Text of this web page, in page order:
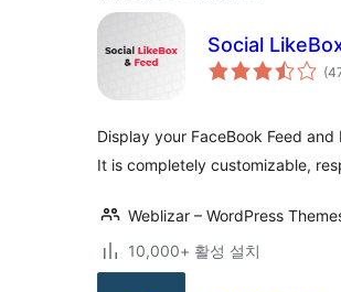
Social
Display your FaceBook Feed
It is completely customizable,
Weblizar – WordPress
10,000+ 활성 설치